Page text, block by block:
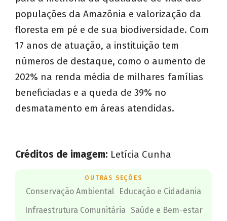
populações da Amazônia e valorização da
floresta em pé e de sua biodiversidade. Com
17 anos de atuação, a instituição tem
números de destaque, como o aumento de
202% na renda média de milhares famílias
beneficiadas e a queda de 39% no
desmatamento em áreas atendidas.
Créditos de imagem: Letícia Cunha
OUTRAS SEÇÕES
Conservação Ambiental
Educação e Cidadania
Infraestrutura Comunitária Saúde e Bem-estar